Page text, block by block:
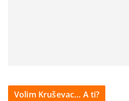
Volim Kruševac… A ti?